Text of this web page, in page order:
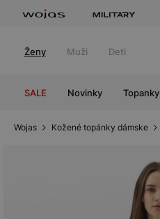
Ženy Muži Deti
SALE Novinky Topanky
Wojas Kožené topánky dámske